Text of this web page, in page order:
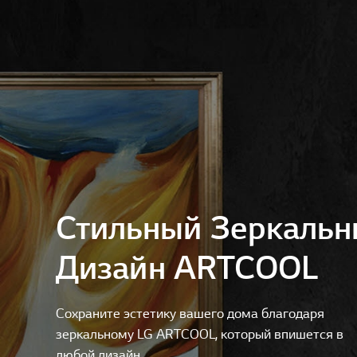
Стильный
Дизайн ARTCOOL
Сохраните эстетику вашего дома благодаря
зеркальному LG ARTCOOL, который впишется в